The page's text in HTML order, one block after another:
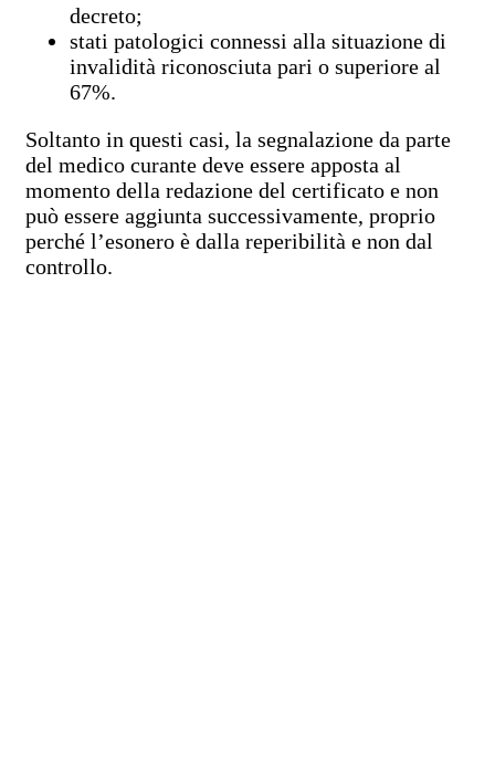
decreto;
stati patologici connessi alla situazione di
invalidità riconosciuta pari o superiore al
67%.
Soltanto in questi casi, la segnalazione da parte
del medico curante deve essere apposta al
momento della redazione del certificato e non
può essere aggiunta successivamente, proprio
perché l’esonero è dalla reperibilità e non dal
controllo.